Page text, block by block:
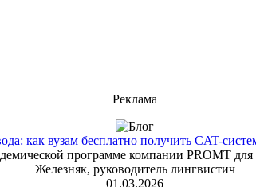
Реклама
как вузам бесплатно получить CAT-
программе компании PROMT
Железняк, руководитель лингвистич
01.03.2026